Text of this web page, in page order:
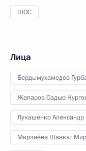
ШОС
Лица
Бердымухамедов
Жапаров Садыр
Лукашенко Александр
Мирзиёев Шавкат